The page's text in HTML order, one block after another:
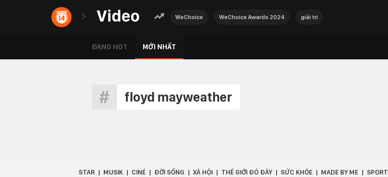
WeChoice WeChoice Awards 2024 giải trí
ĐANG HOT MỚI NHẤT
floyd mayweather
STAR MUSIK CINÉ ĐỜI SỐNG XÃ HỘI THẾ GIỚI ĐÓ ĐÂY SỨC KHỎE MADE BY ME SPORT